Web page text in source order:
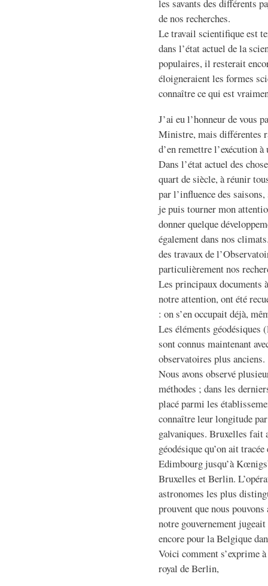
les savants des différents
de nos recherches.
Le travail scientifique est
dans l’état actuel de la
populaires, il resterait
éloigneraient les formes
connaître ce qui est
J’ai eu l’honneur de vous
Ministre, mais différentes
d’en remettre l’exécution à
Dans l’état actuel des
quart de siècle, à réunir
par l’influence des
je puis tourner mon
donner quelque
également dans nos
des travaux de
particulièrement nos
Les principaux documents
notre attention, ont été
: on s’en occupait déjà,
Les éléments
sont connus maintenant
observatoires plus anciens.
Nous avons observé
méthodes ; dans les
placé parmi les
connaître leur longitude
galvaniques. Bruxelles fait
géodésique qu’on ait
Edimbourg jusqu’à
Bruxelles et Berlin.
astronomes les plus
prouvent que nous
notre gouvernement
encore pour la Belgique
Voici comment s’exprime
royal de Berlin,